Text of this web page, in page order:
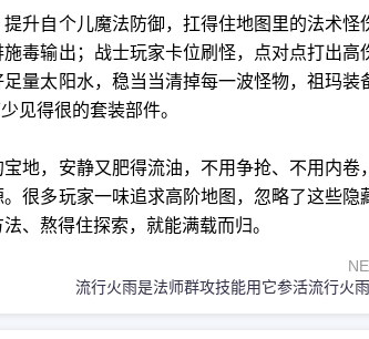
升自个儿魔法防御，扛得住地图里的法术怪
毒输出；战士玩家卡位刷怪，点对点打出高
量太阳水，稳当当清掉每一波怪物，祖玛装
见得很的套装部件。
地，安静又肥得流油，不用争抢、不用内卷
很多玩家一味追求高阶地图，忽略了这些隐
、熬得住探索，就能满载而归。